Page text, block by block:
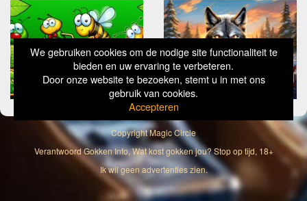
We gebruiken cookies om de nodige site functionaliteit te
bieden en uw ervaring te verbeteren.
Door onze website te bezoeken, stemt u in met ons
gebruik van cookies.
Accepteren
CopyrightMagic Circle
Verantwoord Gokken Info, Wat kost gokken jou? Stop op tijd, 18+
Ik wil geen advertenties zien.